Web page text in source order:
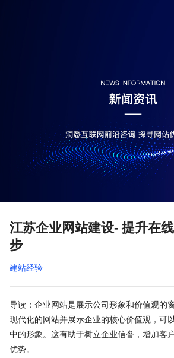
江苏企业网站建设- 提升在
步
建站经验
导读：企业网站是展示公司形象和价值观的
现代化的网站并展示企业的核心价值观，可
中的形象。这有助于树立企业信誉，增加客
优势。